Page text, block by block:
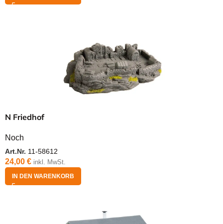
N Friedhof
Noch
Art.Nr. 11-58612
24,00 € inkl. MwSt.
IN DEN WARENKORB